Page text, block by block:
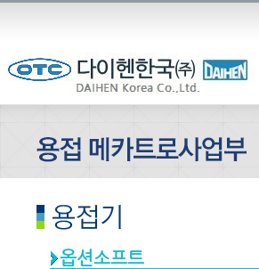
옵션소프트